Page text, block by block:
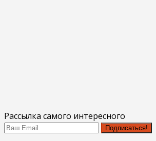
Рассылка самого интересного
Подписаться!